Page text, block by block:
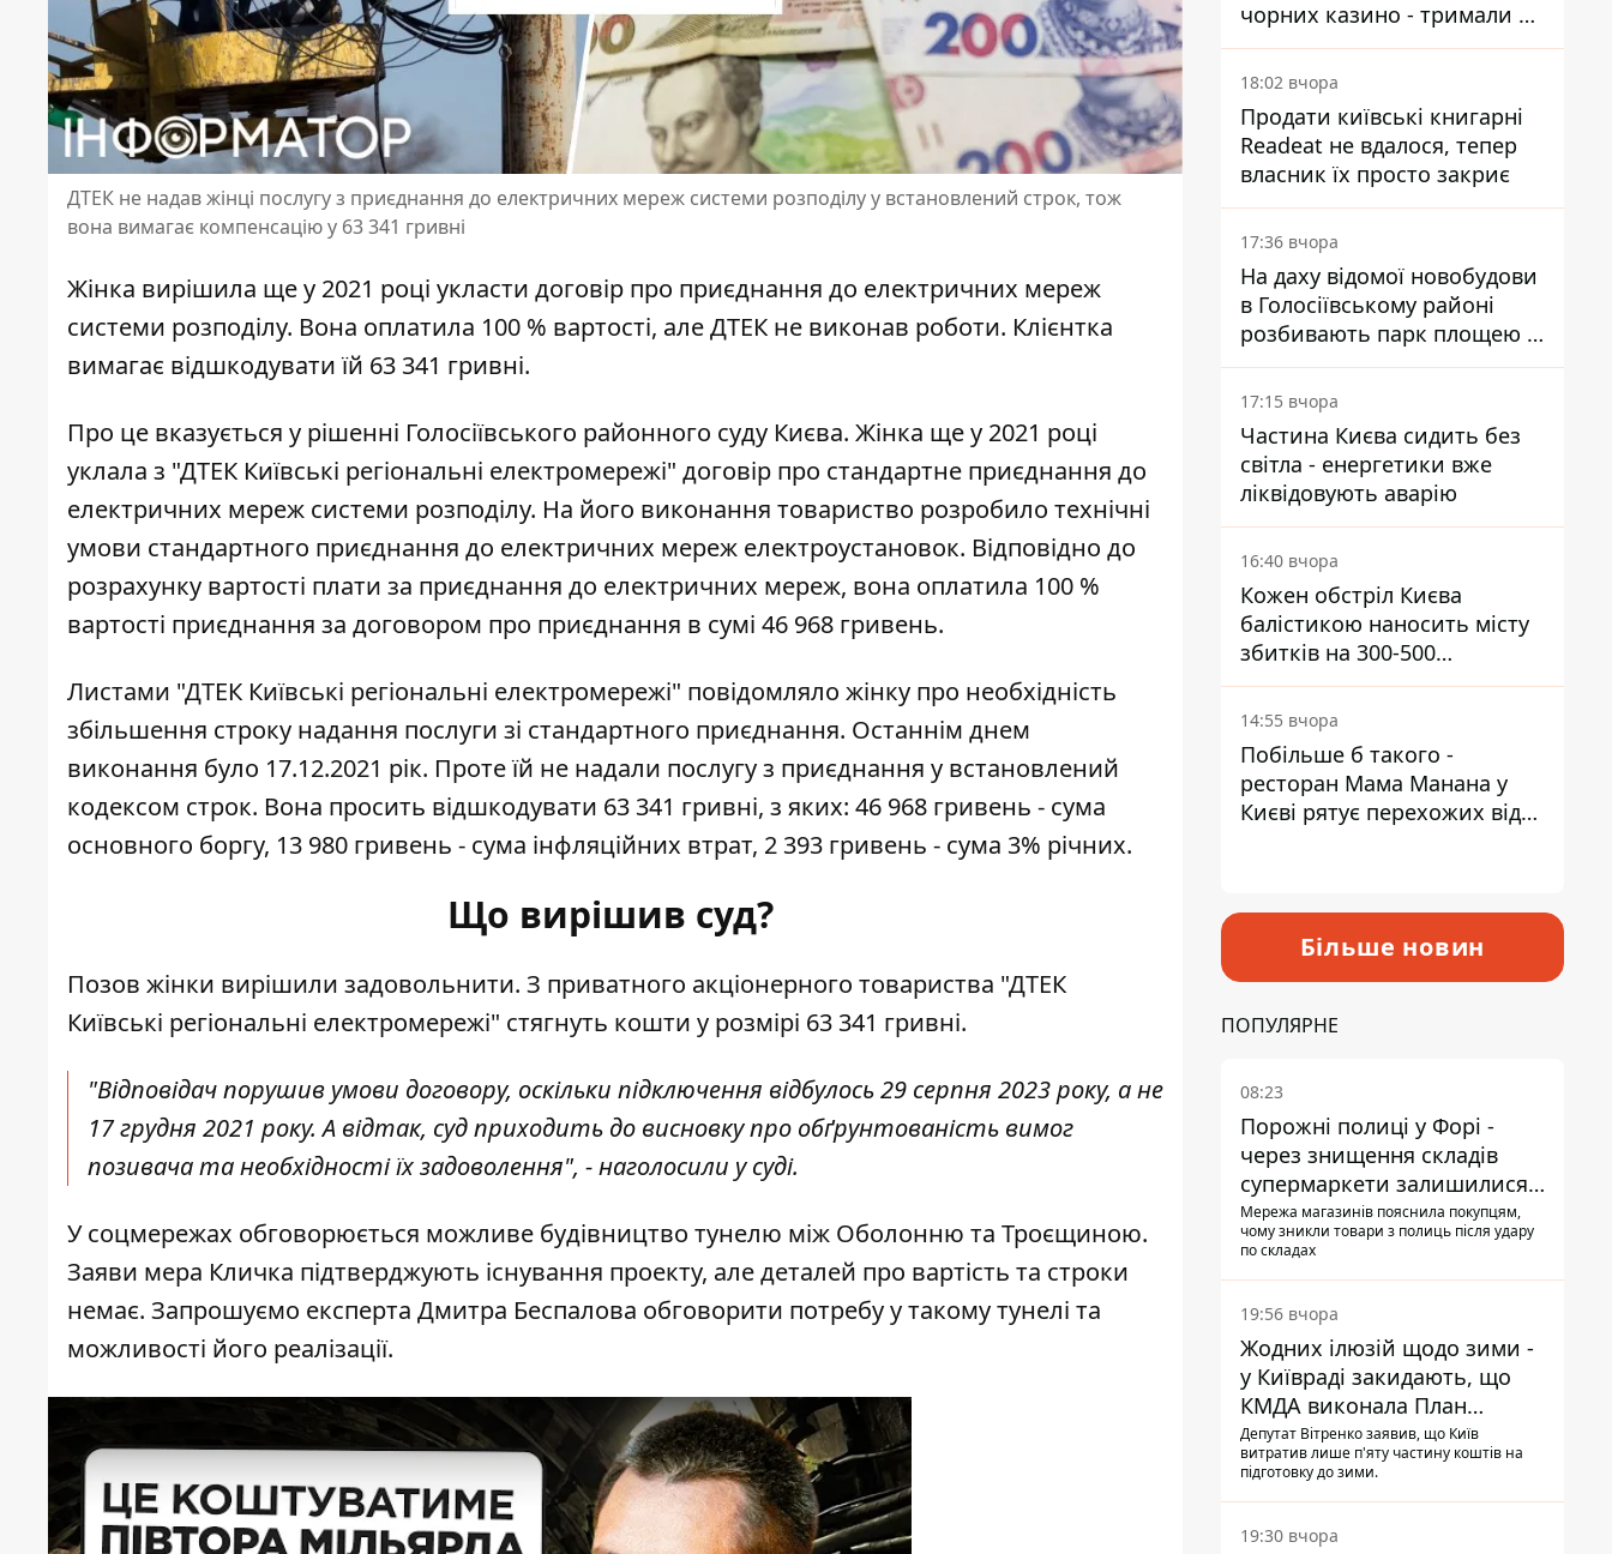
ДТЕК не надав жінці послугу з приєднання до електричних мереж системи розподілу у встановлений строк, тож
вона вимагає компенсацію у 63 341 гривні
Жінка вирішила ще у 2021 році укласти договір про приєднання до електричних мереж
системи розподілу. Вона оплатила 100 % вартості, алеДТЕК не виконав роботи. Клієнтка
вимагає відшкодувати їй 63 341 гривні.
Про це вказується у рішенні Голосіївського районного суду Києва. Жінка ще у 2021 році
уклала з "ДТЕК Київські регіональні електромережі" договір про стандартне приєднання до
електричних мереж системи розподілу. На його виконання товариство розробило технічні
умови стандартного приєднання до електричних мереж електроустановок. Відповідно до
розрахунку вартості плати за приєднання до електричних мереж, вона оплатила 100 %
вартості приєднання за договором про приєднання в сумі 46 968 гривень.
Листами "ДТЕК Київські регіональні електромережі" повідомляло жінку про необхідність
збільшення строку надання послуги зі стандартного приєднання. Останнім днем
виконання було 17.12.2021 рік. Проте їй не надали послугу з приєднання у встановлений
кодексом строк. Вона просить відшкодувати 63 341 гривні, з яких: 46 968 гривень - сума
основного боргу, 13 980 гривень - сума інфляційних втрат, 2 393 гривень - сума 3% річних.
Що вирішив суд?
Позов жінки вирішили задовольнити. З приватного акціонерного товариства "ДТЕК
Київські регіональні електромережі" стягнуть кошти у розмірі 63 341 гривні.
"Відповідач порушив умови договору, оскільки підключення відбулось 29 серпня 2023 року, а не
17 грудня 2021 року. А відтак, суд приходить до висновку про обґрунтованість вимог
позивача та необхідності їх задоволення", - наголосили у суді.
У соцмережах обговорюється можливе будівництво тунелю між Оболонню та Троєщиною.
Заяви мера Кличка підтверджують існування проекту, але деталей про вартість та строки
немає. Запрошуємо експерта Дмитра Беспалова обговорити потребу у такому тунелі та
можливості його реалізації.
чорних казино - тримали 39
закладів
18:02 вчора
Продати київські книгарні
Readeat не вдалося, тепер
власник їх просто закриє
17:36 вчора
На даху відомої новобудови
в Голосіївському районі
розбивають парк площею в
гектар
17:15 вчора
Частина Києва сидить без
світла - енергетики вже
ліквідовують аварію
16:40 вчора
Кожен обстріл Києва
балістикою наносить місту
збитків на 300-500
мільйонів - Петро
Пантелеєв
14:55 вчора
Побільше б такого -
ресторан Мама Манана у
Києві рятує перехожих від
Більше новин
ПОПУЛЯРНЕ
08:23
Порожні полиці у Форі -
через знищення складів
супермаркети залишилися
без асортименту
Мережа магазинів пояснила покупцям,
чому зникли товари з полиць після удару
по складах
19:56 вчора
Жодних ілюзій щодо зими -
у Київраді закидають, що
КМДА виконала План
стійкості на 20%
Депутат Вітренко заявив, що Київ
витратив лише п'яту частину коштів на
підготовку до зими.
19:30 вчора